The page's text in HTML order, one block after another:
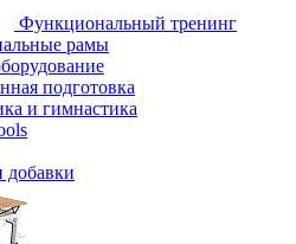
Функциональный тренинг
рамы
подготовка
и гимнастика
добавки